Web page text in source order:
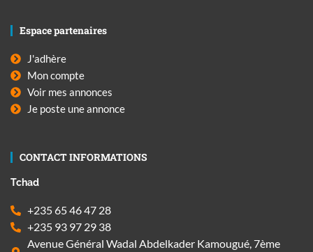
Espace partenaires
J'adhère
Mon compte
Voir mes annonces
Je poste une annonce
CONTACT INFORMATIONS
Tchad
+235 65 46 47 28
+235 93 97 29 38
Avenue Général Wadal Abdelkader Kamougué, 7ème